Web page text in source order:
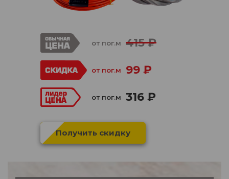
от пог.м 415 ₽
от пог.м 99 ₽
от пог.м 316 ₽
Получить скидку